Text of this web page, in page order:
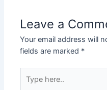
Leave a
Your email address will
fields are marked *
here..